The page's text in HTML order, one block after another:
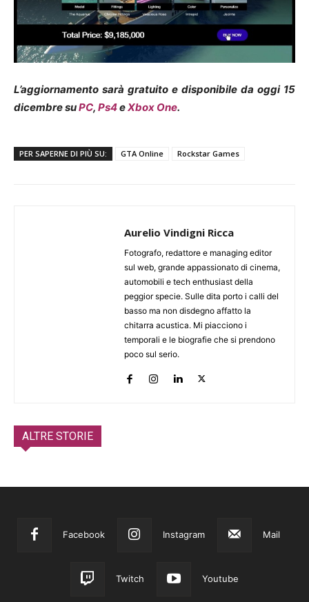
L’aggiornamento sarà gratuito e disponibile da oggi 15
dicembre suPC, Ps4eXbox One.
PER SAPERNE DI PIÙ SU: GTA Online Rockstar Games
Aurelio Vindigni Ricca
Fotografo, redattore e managing editor
sul web, grande appassionato di cinema,
automobili e tech enthusiast della
peggior specie. Sulle dita porto i calli del
basso ma non disdegno affatto la
chitarra acustica. Mi piacciono i
temporali e le biografie che si prendono
poco sul serio.
ALTRE STORIE
Facebook Instagram Mail
Twitch Youtube